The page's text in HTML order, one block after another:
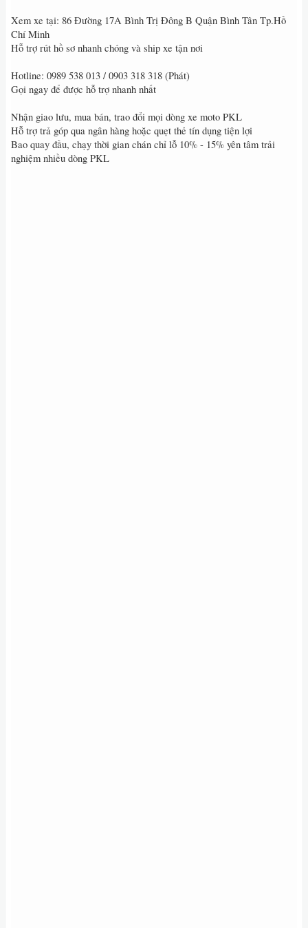
Xem xe tại: 86 Đường 17A Bình Trị Đông B Quận Bình Tân Tp.Hồ
Chí Minh
Hỗ trợ rút hồ sơ nhanh chóng và ship xe tận nơi
Hotline: 0989 538 013 / 0903 318 318 (Phát)
Gọi ngay để được hỗ trợ nhanh nhất
Nhận giao lưu, mua bán, trao đổi mọi dòng xe moto PKL
Hỗ trợ trả góp qua ngân hàng hoặc quẹt thẻ tín dụng tiện lợi
Bao quay đầu, chạy thời gian chán chỉ lỗ 10% - 15% yên tâm trải
nghiệm nhiều dòng PKL